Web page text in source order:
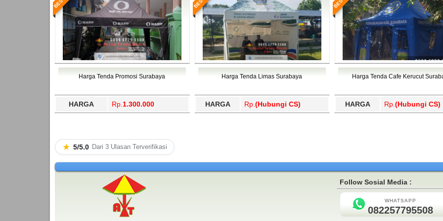
Harga Tenda Promosi Surabaya
HARGA Rp. 1.300.000
Harga Tenda Limas Surabaya
HARGA Rp. (Hubungi CS)
Harga Tenda Cafe Kerucut
HARGA Rp. (Hubungi CS)
★ 5/5.0 Dari 3 Ulasan Terverifikasi
Follow Sosial Media :
WHATSAPP
082257795508